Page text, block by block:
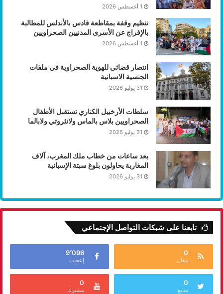
1 أغسطس 2026
تنظيم وقفة بمقاطعة قادس بالأندلس للمطالبة
بالإفراج عن الأسرى المدنيين الصحراويين
1 أغسطس 2026
انتصار قضائي للهوية الصحراوية في ملفات
الجنسية الاسبانية
31 يوليو 2026
سلطات الأرخبيل الكناري تستقبل الأطفال
الصحراويين بلاس بالماس ولانثروتي ولابالما
31 يوليو 2026
بعد ساعات من خطاب ملك المغرب، آلاف
المغاربة يحاولون بلوغ سبتة الإسبانية
31 يوليو 2026
تابعنا على شبكات التواصل الإجتماعي
0
مقال
9٬096
إعجاب
0
متابع
0
مشترك